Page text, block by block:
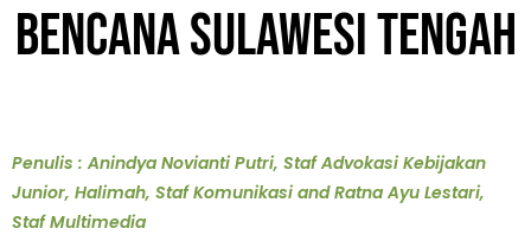
Bencana Sulawesi Tengah
Penulis : Anindya Novianti Putri, Staf Advokasi Kebijakan
Junior, Halimah, Staf Komunikasi and Ratna Ayu Lestari,
Staf Multimedia